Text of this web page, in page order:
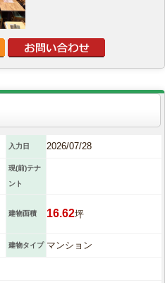
入力日 2026/07/28
現(前)テナ
ント
建物面積 16.62坪
建物タイプ マンション